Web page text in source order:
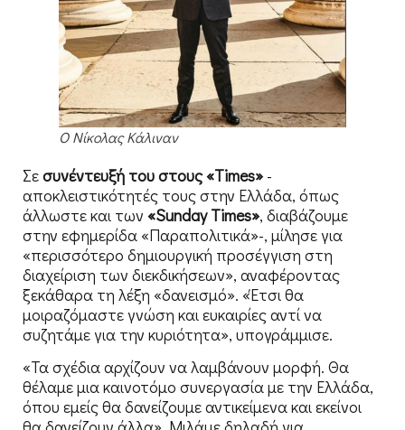
O Νίκολας Κάλιναν
Σεσυνέντευξή του στους «Times» -
αποκλειστικότητές τους στην Ελλάδα, όπως
άλλωστε και των «Sunday Times», διαβάζουμε
στην εφημερίδα «Παραπολιτικά»-, μίλησε για
«περισσότερο δημιουργική προσέγγιση στη
διαχείριση των διεκδικήσεων», αναφέροντας
ξεκάθαρα τη λέξη «δανεισμό». «Έτσι θα
μοιραζόμαστε γνώση και ευκαιρίες αντί να
συζητάμε για την κυριότητα», υπογράμμισε.
«Τα σχέδια αρχίζουν να λαμβάνουν μορφή. Θα
θέλαμε μια καινοτόμο συνεργασία με την Ελλάδα,
όπου εμείς θα δανείζουμε αντικείμενα και εκείνοι